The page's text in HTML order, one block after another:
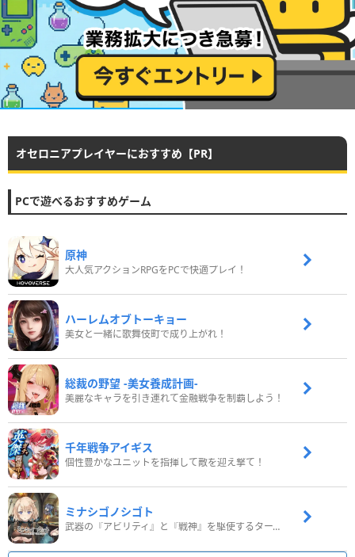
オセロニアプレイヤーにおすすめ【PR】
PCで遊べるおすすめゲーム
原神
大人気アクションRPGをPCで快適プレイ！
ハーレムオブトーキョー
美女と一緒に歌舞伎町で成り上がれ！
総裁の野望 -美女養成計画-
美麗なキャラを引き連れて金融戦争を制覇しよう！
千年戦争アイギス
個性豊かなユニットを指揮して敵を迎え撃て！
ミナシゴノシゴト
武器の『アビリティ』と『戦神』を駆使するターン制コマンドバトルRPG！